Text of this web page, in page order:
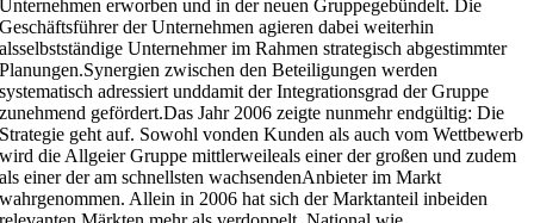
Unternehmen erworben und in der neuen Gruppegebündelt. Die
Geschäftsführer der Unternehmen agieren dabei weiterhin
alsselbstständige Unternehmer im Rahmen strategisch abgestimmter
Planungen.Synergien zwischen den Beteiligungen werden
systematisch adressiert unddamit der Integrationsgrad der Gruppe
zunehmend gefördert.Das Jahr 2006 zeigte nunmehr endgültig: Die
Strategie geht auf. Sowohl vonden Kunden als auch vom Wettbewerb
wird die Allgeier Gruppe mittlerweileals einer der großen und zudem
als einer der am schnellsten wachsendenAnbieter im Markt
wahrgenommen. Allein in 2006 hat sich der Marktanteil inbeiden